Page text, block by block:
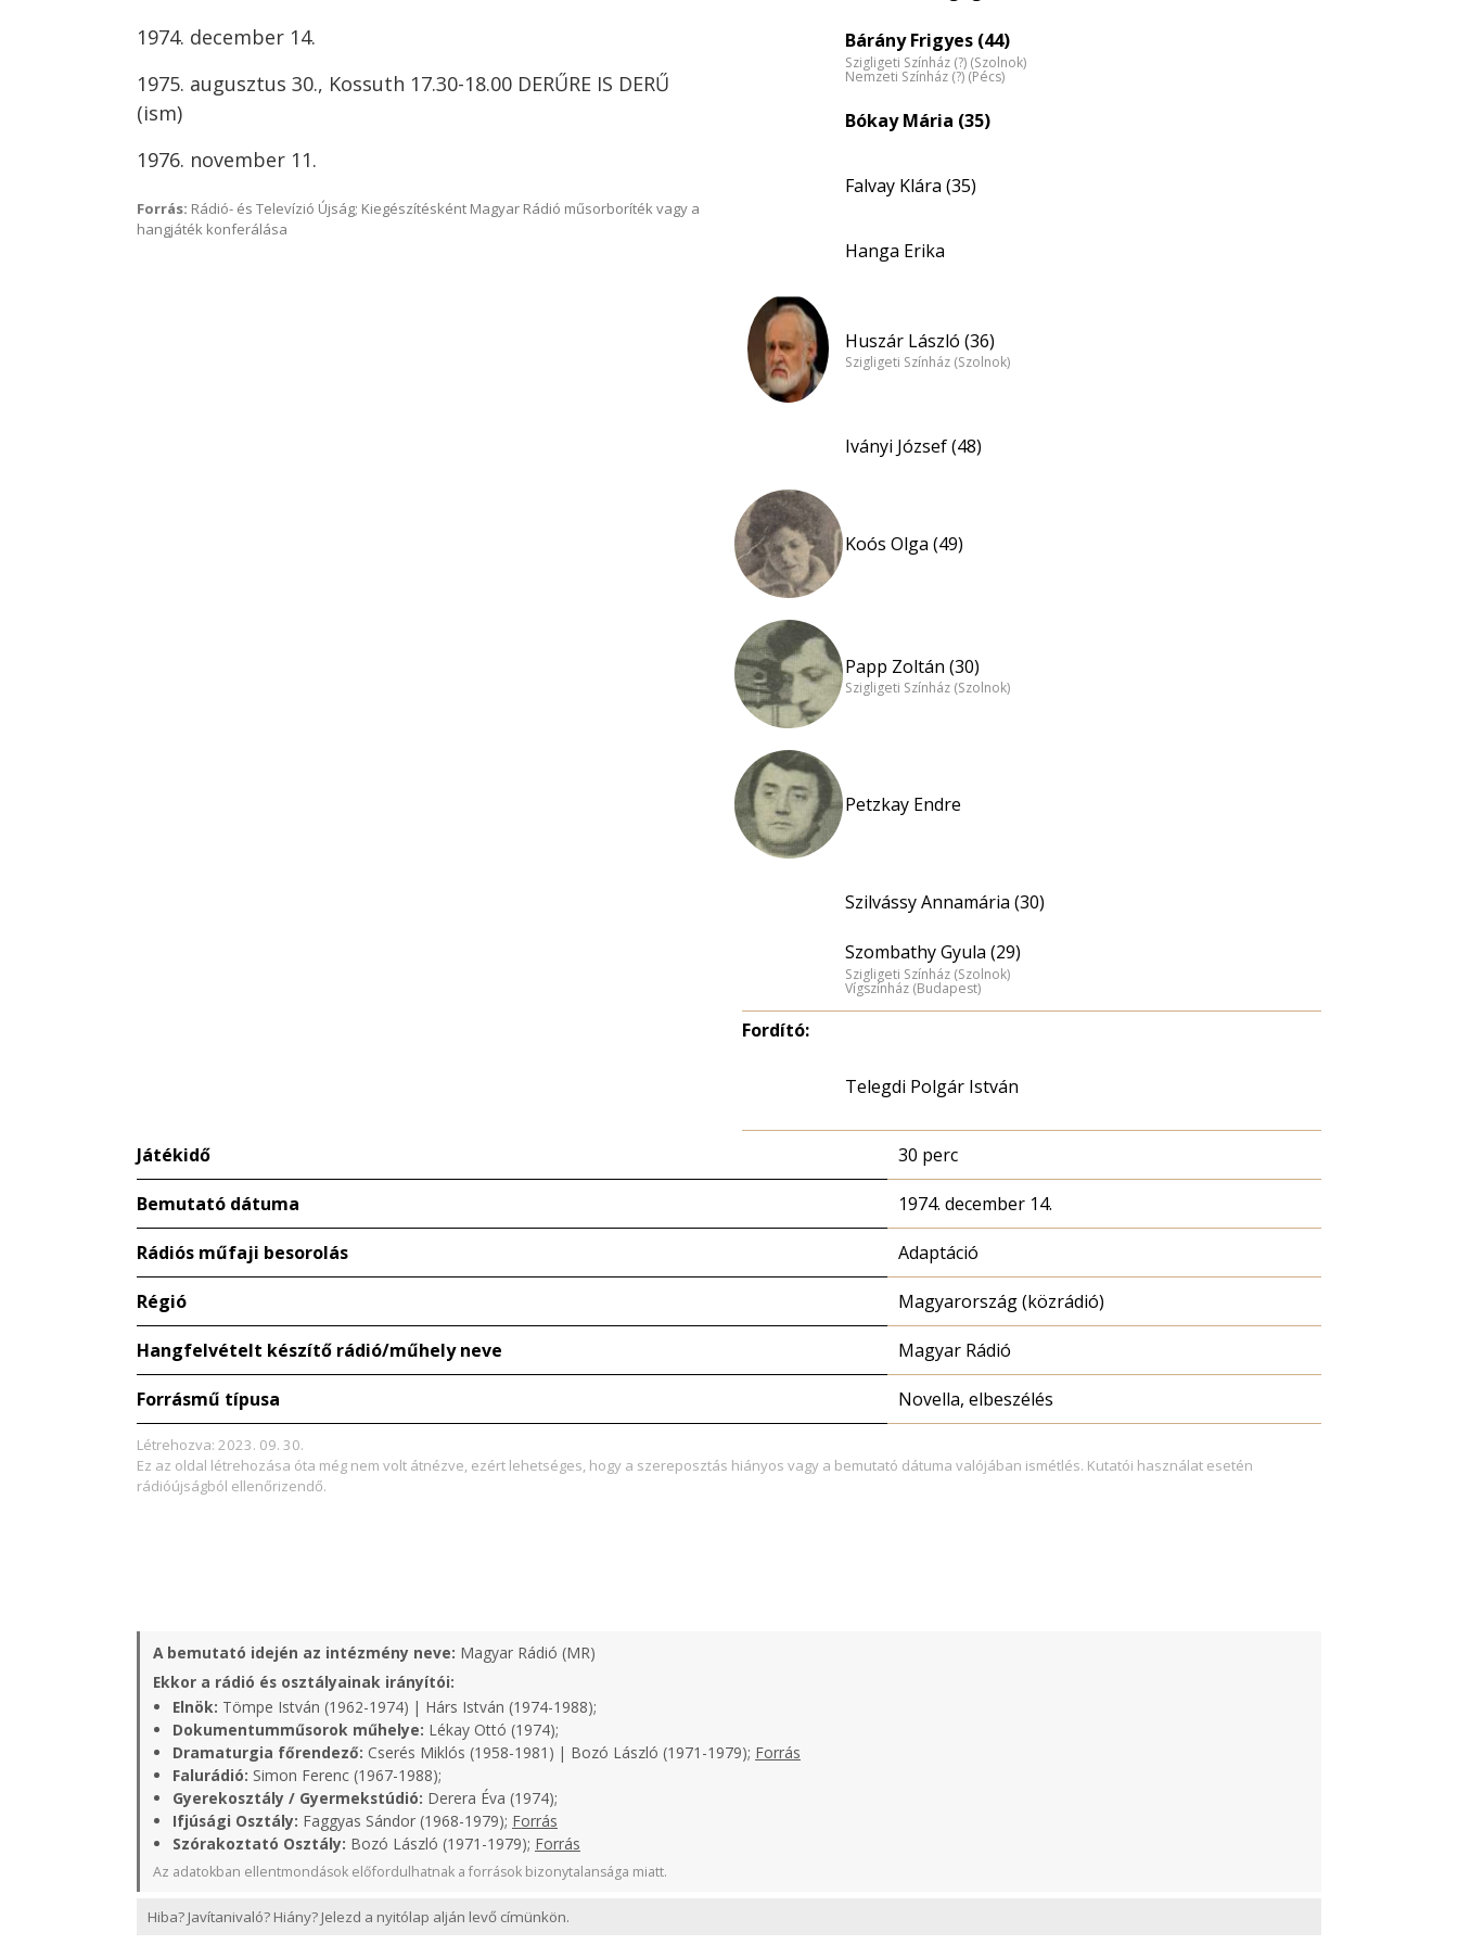
1974. december 14.
1975. augusztus 30., Kossuth 17.30-18.00 DERŰRE IS DERŰ
(ism)
1976. november 11.
Forrás: Rádió- és Televízió Újság; Kiegészítésként Magyar Rádió műsorboríték vagy a
hangjáték konferálása
Bárány Frigyes (44)
Szigligeti Színház (?) (Szolnok)
Nemzeti Színház (?) (Pécs)
Bókay Mária (35)
Falvay Klára (35)
Hanga Erika
Huszár László (36)
Szigligeti Színház (Szolnok)
Iványi József (48)
Koós Olga (49)
Papp Zoltán (30)
Szigligeti Színház (Szolnok)
Petzkay Endre
Szilvássy Annamária (30)
Szombathy Gyula (29)
Szigligeti Színház (Szolnok)
Vígszínház (Budapest)
Fordító:
Telegdi Polgár István
Játékidő 30 perc
Bemutató dátuma 1974. december 14.
Rádiós műfaji besorolás Adaptáció
Régió Magyarország (közrádió)
Hangfelvételt készítő rádió/műhely neve Magyar Rádió
Forrásmű típusa Novella, elbeszélés
Létrehozva: 2023. 09. 30.
Ez az oldal létrehozása óta még nem volt átnézve, ezért lehetséges, hogy a szereposztás hiányos vagy a bemutató dátuma valójában ismétlés. Kutatói használat esetén
rádióújságból ellenőrizendő.
A bemutató idején az intézmény neve: Magyar Rádió (MR)
Ekkor a rádió és osztályainak irányítói:
Elnök: Tömpe István (1962-1974) | Hárs István (1974-1988);
Dokumentumműsorok műhelye: Lékay Ottó (1974);
Dramaturgia főrendező: Cserés Miklós (1958-1981) | Bozó László (1971-1979); Forrás
Falurádió: Simon Ferenc (1967-1988);
Gyerekosztály / Gyermekstúdió: Derera Éva (1974);
Ifjúsági Osztály: Faggyas Sándor (1968-1979); Forrás
Szórakoztató Osztály: Bozó László (1971-1979); Forrás
Az adatokban ellentmondások előfordulhatnak a források bizonytalansága miatt.
Hiba? Javítanivaló? Hiány? Jelezd a nyitólap alján levő címünkön.